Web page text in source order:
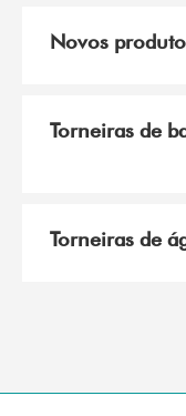
Novos
Torneiras de
Torneiras de